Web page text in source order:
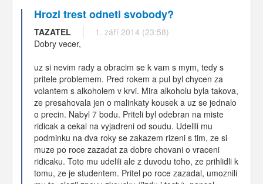
Hrozi trest odneti svobody?
TAZATEL
1. září 2014 (23:58)
Dobry vecer,
uz si nevim rady a obracim se k vam s mym, tedy s
pritele problemem. Pred rokem a pul byl chycen za
volantem s alkoholem v krvi. Mira alkoholu byla takova,
ze presahovala jen o malinkaty kousek a uz se jednalo
o precin. Nabyl 7 bodu. Priteli byl odebran na miste
ridicak a cekal na vyjadreni od soudu. Udelili mu
podminku na dva roky se zakazem rizeni s tim, ze si
muze po roce zazadat za dobre chovani o vraceni
ridicaku. Toto mu udelili ale z duvodu toho, ze prihlidli k
tomu, ze je studentem. Pritel po roce zazadal, umoznili